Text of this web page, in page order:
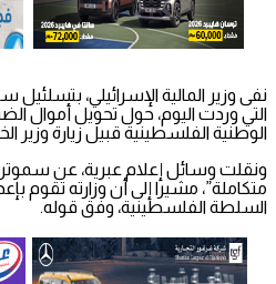
نفى وزير المالية الإسرائيلي، بتسلئيل
التي وردت اليوم، حول تحويل أموال
الوطنية الفلسطينية قبيل زيارة وزير
ونقلت وسائل إعلام عبرية، عن
متكاملة”، مشيرا إلى أن وزارته تقوم
السلطة الفلسطينية، وفق قوله.